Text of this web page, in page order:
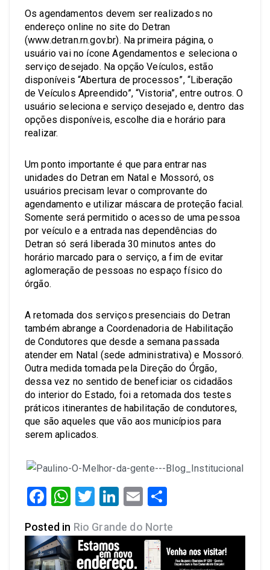
Os agendamentos devem ser realizados no
endereço online no site do Detran
(www.detran.rn.gov.br). Na primeira página, o
usuário vai no ícone Agendamentos e seleciona o
serviço desejado. Na opção Veículos, estão
disponíveis “Abertura de processos”, “Liberação
de Veículos Apreendido”, “Vistoria”, entre outros. O
usuário seleciona e serviço desejado e, dentro das
opções disponíveis, escolhe dia e horário para
realizar.
Um ponto importante é que para entrar nas
unidades do Detran em Natal e Mossoró, os
usuários precisam levar o comprovante do
agendamento e utilizar máscara de proteção facial.
Somente será permitido o acesso de uma pessoa
por veículo e a entrada nas dependências do
Detran só será liberada 30 minutos antes do
horário marcado para o serviço, a fim de evitar
aglomeração de pessoas no espaço físico do
órgão.
A retomada dos serviços presenciais do Detran
também abrange a Coordenadoria de Habilitação
de Condutores que desde a semana passada
atender em Natal (sede administrativa) e Mossoró.
Outra medida tomada pela Direção do Órgão,
dessa vez no sentido de beneficiar os cidadãos
do interior do Estado, foi a retomada dos testes
práticos itinerantes de habilitação de condutores,
que são aqueles que vão aos municípios para
serem aplicados.
Facebook
WhatsApp
Twitter
LinkedIn
Email
Posted in Rio Grande do Norte